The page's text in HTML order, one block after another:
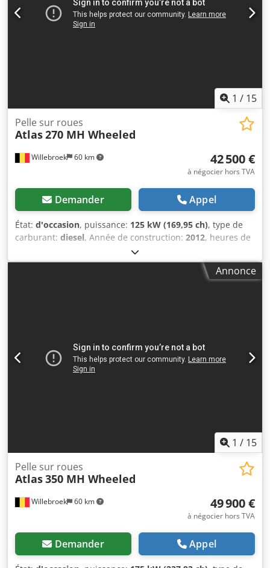
de l’utilisateur final (EUS) par l’acheteur. Si l’acheteur n’est
pas l’utilisateur final, ces documents doivent également
être fournis pour chaque utilisateur final. Cjdpezmadmofx
1 / 15
Willebroek 60 km
Pelle sur roues
Atlas270 MH Wheeled
42 500 €
à négocier hors TVA
Demander Appel
État: d'occasion, puissance: 125 kW (169,95 ch), type de
carburant: diesel, Année de construction: 2012, heures de
, Atlas 270 MH – Longue portée –
équipé de fonctions de grappin, de rotation et d’aimant –
Cabine hydraulique – 4 stabilisateurs – Charge utile totale :
sommes situés entre Anvers et Bruxelles, le long de
l’autoroute A12, à proximité du port d’Anvers. Horaires
d’ouverture : du lundi au vendredi, en continu, de 8h30 à
Annonce
1 / 15
Willebroek 60 km
Pelle sur roues
Atlas350 MH Wheeled
49 900 €
à négocier hors TVA
Demander Appel